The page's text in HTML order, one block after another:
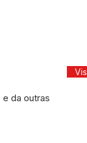
da outras